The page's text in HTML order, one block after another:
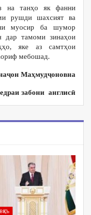
на танҳо як фанни
рушди шахсият ва
муосир ба шумор
дар тамоми зинаҳои
яке аз самтҳои
мебошад.
Маҳмудҷоновна
забони англисӣ